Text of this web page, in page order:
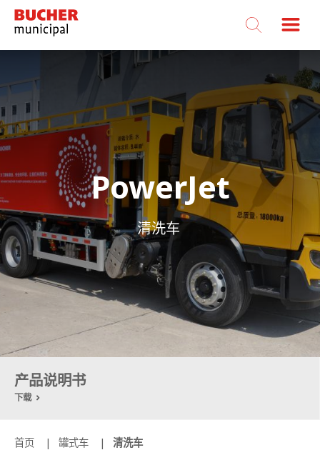
Bucher
Municipal
PowerJet
清洗车
产品说明书
下载
首页 罐式车 清洗车